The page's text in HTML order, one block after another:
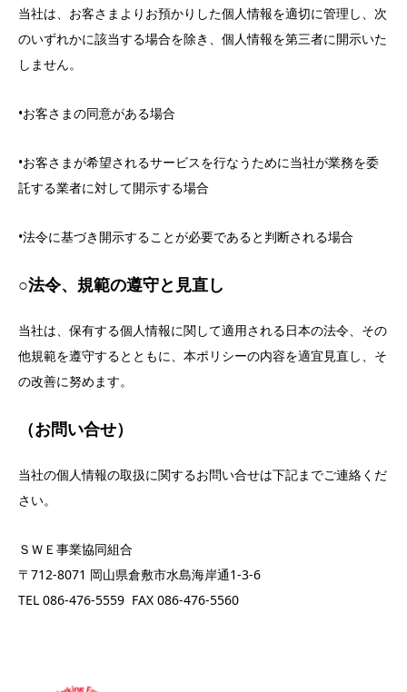
当社は、お客さまよりお預かりした個人情報を適切に管理し、次
のいずれかに該当する場合を除き、個人情報を第三者に開示いた
しません。
•お客さまの同意がある場合
•お客さまが希望されるサービスを行なうために当社が業務を委
託する業者に対して開示する場合
•法令に基づき開示することが必要であると判断される場合
○法令、規範の遵守と見直し
当社は、保有する個人情報に関して適用される日本の法令、その
他規範を遵守するとともに、本ポリシーの内容を適宜見直し、そ
の改善に努めます。
（お問い合せ）
当社の個人情報の取扱に関するお問い合せは下記までご連絡くだ
さい。
ＳＷＥ事業協同組合
〒712-8071 岡山県倉敷市水島海岸通1-3-6
TEL 086-476-5559 FAX 086-476-5560